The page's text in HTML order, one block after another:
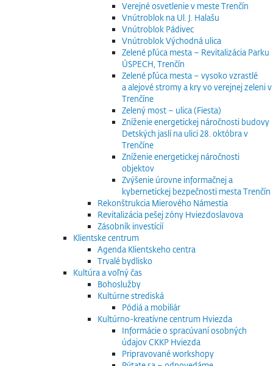
Verejné osvetlenie v meste Trenčín
Vnútroblok na Ul. J. Halašu
Vnútroblok Pádivec
Vnútroblok Východná ulica
Zelené pľúca mesta – Revitalizácia Parku
ÚSPECH, Trenčín
Zelené pľúca mesta – vysoko vzrastlé
a alejové stromy a kry vo verejnej zeleni v
Trenčíne
Zelený most – ulica (Fiesta)
Zníženie energetickej náročnosti budovy
Detských jaslí na ulici 28. októbra v
Trenčíne
Zníženie energetickej náročnosti
objektov
Zvýšenie úrovne informačnej a
kybernetickej bezpečnosti mesta Trenčín
Rekonštrukcia Mierového Námestia
Revitalizácia pešej zóny Hviezdoslavova
Zásobník investícií
Klientske centrum
Agenda Klientskeho centra
Trvalé bydlisko
Kultúra a voľný čas
Bohoslužby
Kultúrne strediská
Pódiá a mobiliár
Kultúrno-kreatívne centrum Hviezda
Informácie o spracúvaní osobných
údajov CKKP Hviezda
Pripravované workshopy